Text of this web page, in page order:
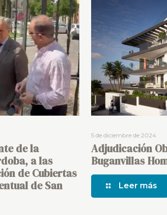
de la
a las
de Cubiertas
de San
5 de diciembre de 2024
Adjudicación
Buganvillas
Leer más